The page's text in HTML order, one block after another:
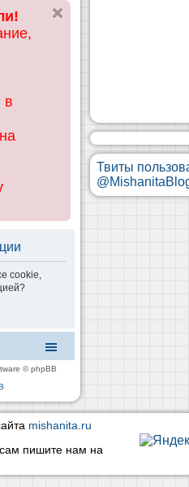
ск
в
cookie,
© phpBB
Твиты
mishanita.ru
пишите нам на